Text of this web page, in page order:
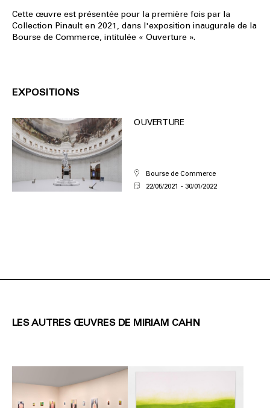
Cette œuvre est présentée pour la première fois par la
Collection Pinault en 2021, dans l'exposition inaugurale de la
Bourse de Commerce, intitulée « Ouverture ».
EXPOSITIONS
OUVERTURE
Bourse de Commerce
22/05/2021
30/01/2022
LES AUTRES ŒUVRES DE MIRIAM CAHN